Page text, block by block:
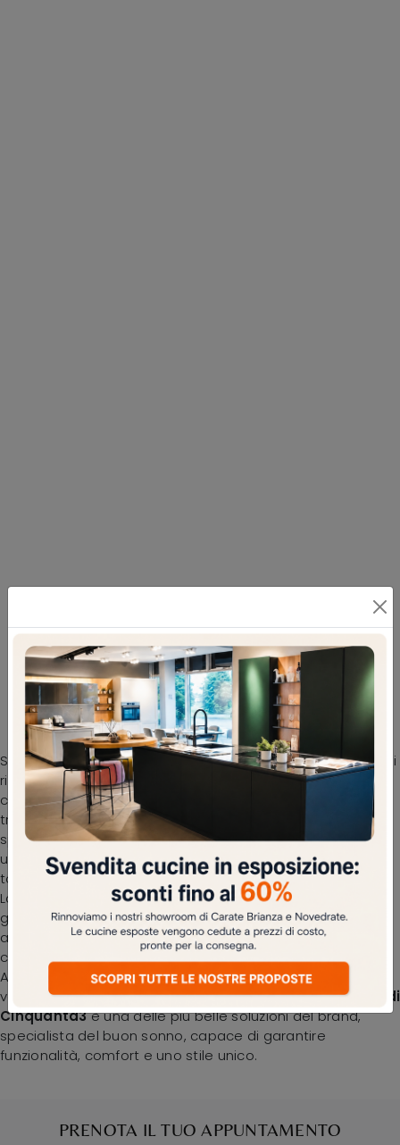
Letto con testiera Mostar di Cinquanta3: un
ricco catalogo di Letti matrimoniali con
testiera ti attende
Se vuoi assicurarti il comfort più totale nei tuoi momenti di
riposo, scegli i Letti matrimoniali moderni in melaminico
come il modello mostrato in foto. Nel nostro sito potrai
trovare le migliori soluzioni dei migliori produttori
specializzati nell'arredo per la camera da letto, con
un’ampia possibilità di caratterizzazione in quanto a
tonalità e abbinamenti, elementi accessori e molto altro.
La zona notte è lo spazio di casa che più rappresenta il
gusto di chi la frequenta, interno per eccellenza dedicato
al riposo, alla distensione e alla privacy. Scopri un ricco
catalogo di letti con testiera dei migliori produttori di
Arredamento Casa disponibili nel nostro punto vendita e
valorizza la tua zona notte. IlLetto con testiera Mostar di
Cinquanta3è una delle più belle soluzioni del brand,
specialista del buon sonno, capace di garantire
funzionalità, comfort e uno stile unico.
PRENOTA IL TUO APPUNTAMENTO